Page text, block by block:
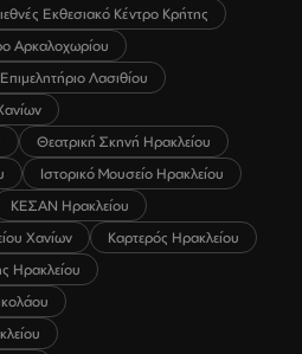
Εκθεσιακό Κέντρο Κρήτης
Αρκαλοχωρίου
Επιμελητήριο Λασιθίου
Θεατρική Σκηνή Ηρακλείου
Ιστορικό Μουσείο Ηρακλείου
ΚΕΣΑΝ Ηρακλείου
Χανίων
Καρτερός Ηρακλείου
Ηρακλείου